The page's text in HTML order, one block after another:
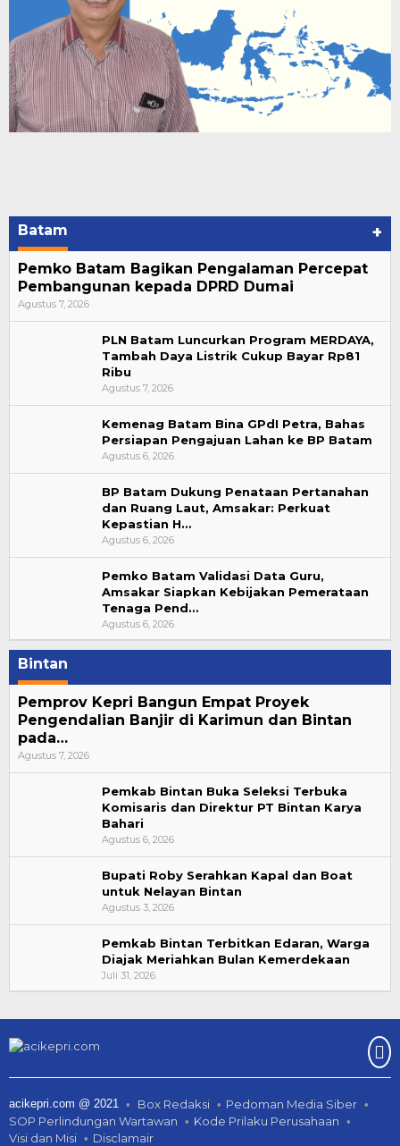
Batam +
Pemko Batam Bagikan Pengalaman Percepat
Pembangunan kepada DPRD Dumai
Agustus 7, 2026
PLN Batam Luncurkan Program MERDAYA,
Tambah Daya Listrik Cukup Bayar Rp81
Ribu
Agustus 7, 2026
Kemenag Batam Bina GPdI Petra, Bahas
Persiapan Pengajuan Lahan ke BP Batam
Agustus 6, 2026
BP Batam Dukung Penataan Pertanahan
dan Ruang Laut, Amsakar: Perkuat
Kepastian H…
Agustus 6, 2026
Pemko Batam Validasi Data Guru,
Amsakar Siapkan Kebijakan Pemerataan
Tenaga Pend…
Agustus 6, 2026
Bintan
Pemprov Kepri Bangun Empat Proyek
Pengendalian Banjir di Karimun dan Bintan
pada…
Agustus 7, 2026
Pemkab Bintan Buka Seleksi Terbuka
Komisaris dan Direktur PT Bintan Karya
Bahari
Agustus 6, 2026
Bupati Roby Serahkan Kapal dan Boat
untuk Nelayan Bintan
Agustus 3, 2026
Pemkab Bintan Terbitkan Edaran, Warga
Diajak Meriahkan Bulan Kemerdekaan
Juli 31, 2026
acikepri.com @ 2021 Box Redaksi
Pedoman Media Siber
SOP Perlindungan Wartawan
Kode Prilaku Perusahaan
Visi dan Misi
Disclamair